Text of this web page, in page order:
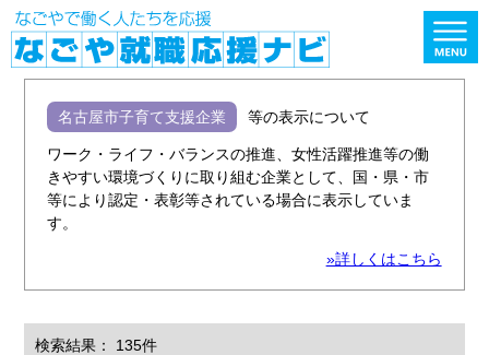
名古屋市子育て支援企業 等の表示について
ワーク・ライフ・バランスの推進、女性活躍推進等の働
きやすい環境づくりに取り組む企業として、国・県・市
等により認定・表彰等されている場合に表示していま
す。
»詳しくはこちら
検索結果： 135件